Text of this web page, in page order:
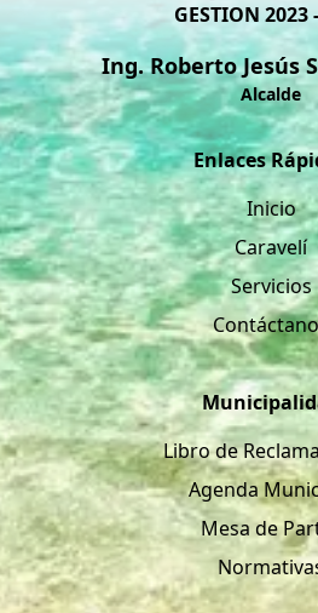
GESTION 2023
Ing. Roberto Jesús
Alcalde
Enlaces
Inicio
Caravelí
Servicios
Libro de
Agenda
Mesa de